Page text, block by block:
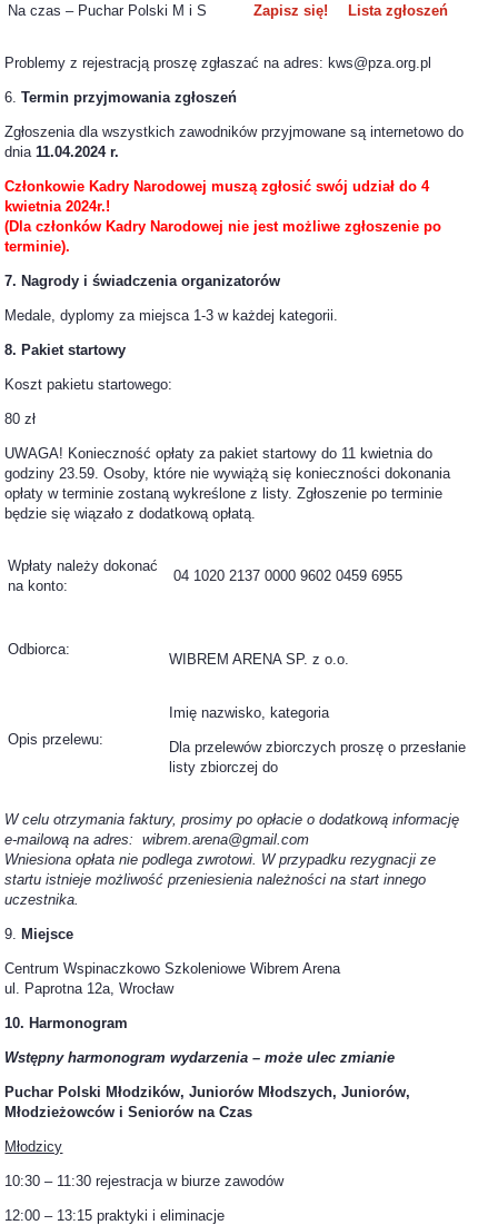
Na czas – Puchar Polski M i S Zapisz się! Lista zgłoszeń
Problemy z rejestracją proszę zgłaszać na adres: kws@pza.org.pl
6.Termin przyjmowania zgłoszeń
Zgłoszenia dla wszystkich zawodników przyjmowane są internetowo do
dnia 11.04.2024 r.
Członkowie Kadry Narodowej muszą zgłosić swój udział do 4
kwietnia 2024r.!
(Dla członków Kadry Narodowej nie jest możliwe zgłoszenie po
terminie).
7.Nagrody i świadczenia organizatorów
Medale, dyplomy za miejsca 1-3 w każdej kategorii.
8. Pakiet startowy
Koszt pakietu startowego:
80 zł
UWAGA! Konieczność opłaty za pakiet startowy do 11 kwietnia do
godziny 23.59. Osoby, które nie wywiążą się konieczności dokonania
opłaty w terminie zostaną wykreślone z listy. Zgłoszenie po terminie
będzie się wiązało z dodatkową opłatą.
Wpłaty należy dokonać
na konto:
04 1020 2137 0000 9602 0459 6955
Odbiorca:
WIBREM ARENA SP. z o.o.
Opis przelewu:
Imię nazwisko, kategoria
Dla przelewów zbiorczych proszę o przesłanie
listy zbiorczej do
W celu otrzymania faktury, prosimy po opłacie o dodatkową informację
e-mailową na adres: wibrem.arena@gmail.com
Wniesiona opłata nie podlega zwrotowi. W przypadku rezygnacji ze
startu istnieje możliwość przeniesienia należności na start innego
uczestnika.
9.Miejsce
Centrum Wspinaczkowo Szkoleniowe Wibrem Arena
ul. Paprotna 12a, Wrocław
10. Harmonogram
Wstępny harmonogram wydarzenia – może ulec zmianie
Puchar Polski Młodzików, Juniorów Młodszych, Juniorów,
Młodzieżowców i Seniorówna Czas
Młodzicy
10:30 – 11:30 rejestracja w biurze zawodów
12:00 – 13:15 praktyki i eliminacje